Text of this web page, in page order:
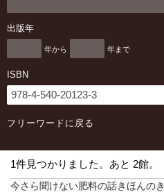
出版年
年から 年まで
ISBN
フリーワードに戻る
1件見つかりました。あと 2館。
今さら聞けない肥料の話きほんのき